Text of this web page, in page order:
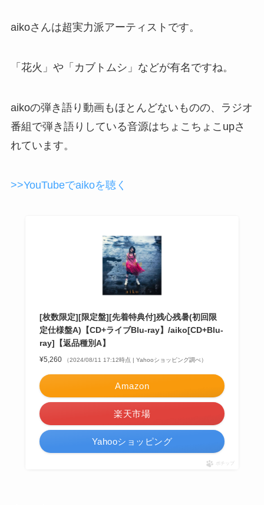
aikoさんは超実力派アーティストです。
「花火」や「カブトムシ」などが有名ですね。
aikoの弾き語り動画もほとんどないものの、ラジオ
番組で弾き語りしている音源はちょこちょこupさ
れています。
>>YouTubeでaikoを聴く
[枚数限定][限定盤][先着特典付]残心残暑(初回限
定仕様盤A)【CD+ライブBlu-ray】/aiko[CD+Blu-
ray]【返品種別A】
¥5,260 （2024/08/11 17:12時点 | Yahooショッピング調べ）
Amazon
楽天市場
Yahooショッピング
ポチップ